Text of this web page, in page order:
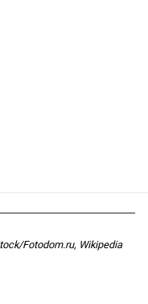
Fotodom.ru, Wikipedia